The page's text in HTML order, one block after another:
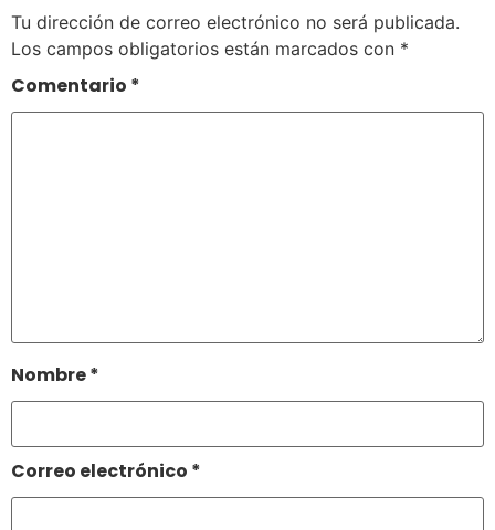
Tu dirección de correo electrónico no será publicada.
Los campos obligatorios están marcados con *
Comentario *
Nombre*
Correo electrónico *